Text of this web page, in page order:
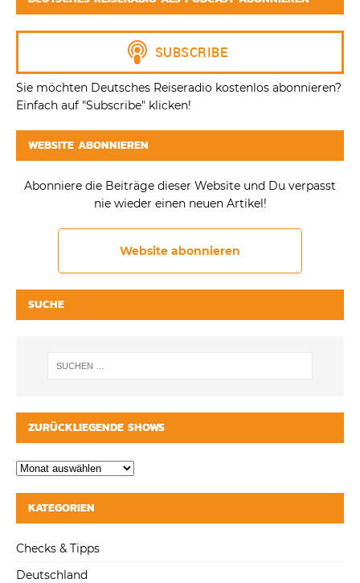
Sie möchten Deutsches Reiseradio kostenlos abonnieren?
Einfach auf "Subscribe" klicken!
WEBSITE ABONNIEREN
Abonniere die Beiträge dieser Website und Du verpasst
nie wieder einen neuen Artikel!
Website abonnieren
SUCHE
ZURÜCKLIEGENDE SHOWS
KATEGORIEN
Checks & Tipps
Deutschland